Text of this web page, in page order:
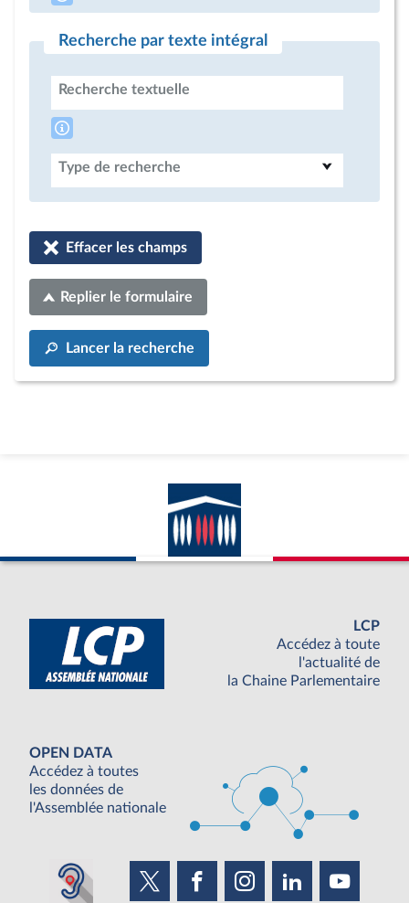
Recherche par texte intégral
Recherche textuelle
Type de recherche
Effacer les champs
Replier le formulaire
Lancer la recherche
LCP
Accédez à toute
l'actualité de
la Chaine Parlementaire
OPEN DATA
Accédez à toutes
les données de
l'Assemblée nationale